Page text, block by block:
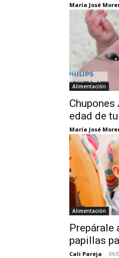
María José
Alimentación
Chupones
edad de
María José
Alimentación
Prepárale
papillas
Cali Pareja - 09/